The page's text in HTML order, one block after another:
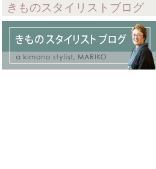
きものスタイリストブログ